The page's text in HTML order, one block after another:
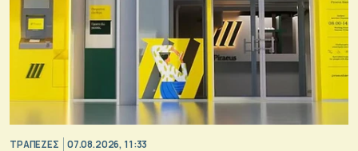
ΤΡΑΠΕΖΕΣ 07.08.2026, 11:33